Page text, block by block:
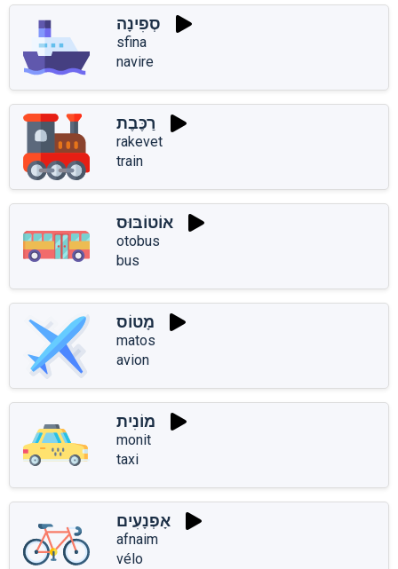
סְפִינָה
sfina
navire
רַכֶּבֶת
rakevet
train
אוֹטוֹבּוּס
otobus
bus
מָטוֹס
matos
avion
מוֹנִית
monit
taxi
אָפְנָעִים
afnaim
vélo